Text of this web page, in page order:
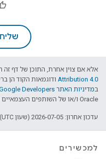
אלא אם צוין אחרת, התוכן של דף זה
Attribution 4.0 ודוגמאות הקוד הן
במדיניות האתר Google Developers‏
Oracle ו/או של השותפים העצמאיים שלה.
עדכון אחרון: 2026-07-05 (שעון UTC).
למכשירים